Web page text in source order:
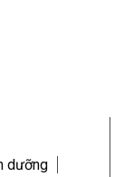
dưỡng